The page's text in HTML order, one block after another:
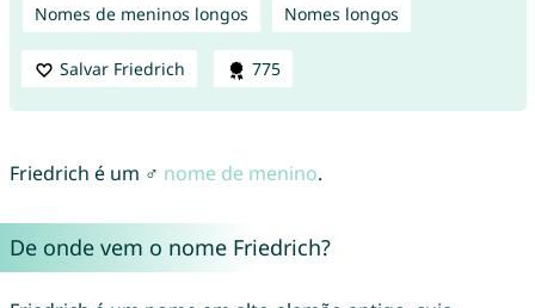
Nomes de meninos longos Nomes longos
Salvar Friedrich 775
Friedrich é um ♂ nome de menino.
De onde vem o nome Friedrich?